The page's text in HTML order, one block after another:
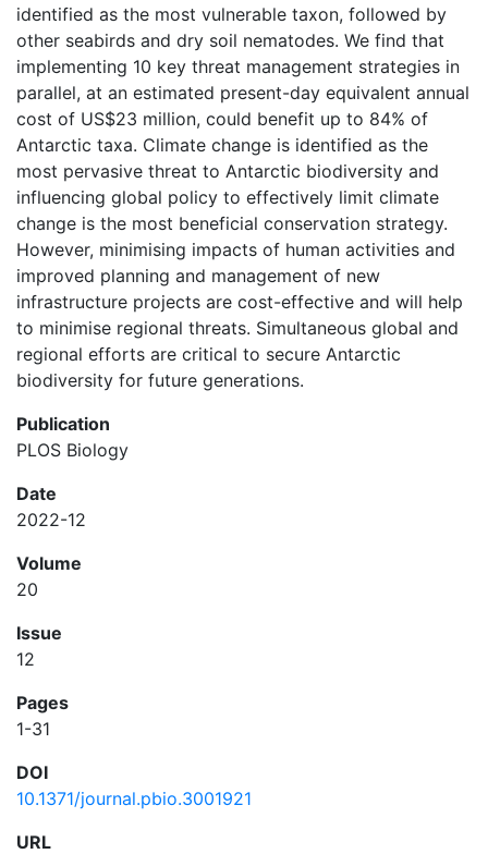
identified as the most vulnerable taxon, followed by
other seabirds and dry soil nematodes. We find that
implementing 10 key threat management strategies in
parallel, at an estimated present-day equivalent annual
cost of US$23 million, could benefit up to 84% of
Antarctic taxa. Climate change is identified as the
most pervasive threat to Antarctic biodiversity and
influencing global policy to effectively limit climate
change is the most beneficial conservation strategy.
However, minimising impacts of human activities and
improved planning and management of new
infrastructure projects are cost-effective and will help
to minimise regional threats. Simultaneous global and
regional efforts are critical to secure Antarctic
biodiversity for future generations.
Publication
PLOS Biology
Date
2022-12
Volume
20
Issue
12
Pages
1-31
DOI
10.1371/journal.pbio.3001921
URL